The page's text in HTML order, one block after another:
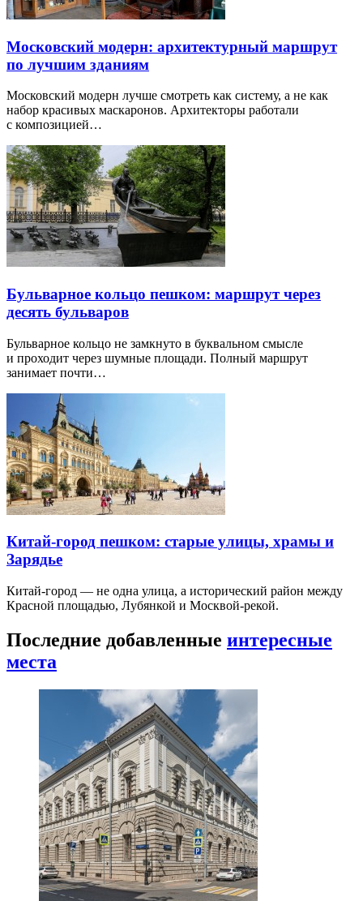
Московский модерн: архитектурный маршрут
по лучшим зданиям
Московский модерн лучше смотреть как систему, а не как
набор красивых маскаронов. Архитекторы работали
с композицией…
Бульварное кольцо пешком: маршрут через
десять бульваров
Бульварное кольцо не замкнуто в буквальном смысле
и проходит через шумные площади. Полный маршрут
занимает почти…
Китай-город пешком: старые улицы, храмы и
Зарядье
Китай-город — не одна улица, а исторический район между
Красной площадью, Лубянкой и Москвой-рекой.
Последние добавленные интересные
места